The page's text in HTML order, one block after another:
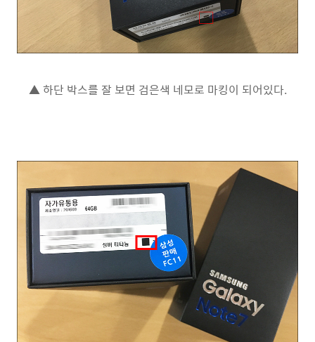
▲ 하단 박스를 잘 보면 검은색 네모로 마킹이 되어있다.